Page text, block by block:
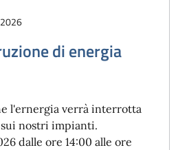
di energia
l'ernergia verrà interrotta
nostri impianti.
dalle ore 14:00 alle ore